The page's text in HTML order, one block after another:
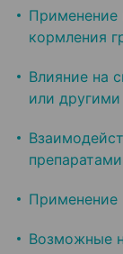
Применение
кормления
Влияние на
или
препаратами
Применение
Возможные